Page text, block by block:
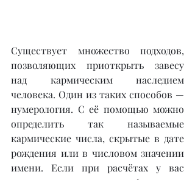
Существует множество подходов,
позволяющих приоткрыть завесу
над кармическим наследием
человека. Один из таких способов —
нумерология. С её помощью можно
определить так называемые
кармические числа, скрытые в дате
рождения или в числовом значении
имени. Если при расчётах у вас